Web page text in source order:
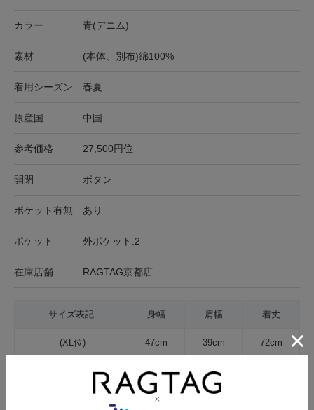
カラー 青(デニム)
素材 (本体、別布)綿100%
着用シーズン 春夏
原産国 中国
参考価格 27,500円位
開閉 ボタン
ポケット有無 あり
ポケット 外ポケット:2
在庫店舗 RAGTAG京都店
サイズ表記 身幅 肩幅 着丈
-(XL位) 47cm 39cm 72cm
サイズの測り方について